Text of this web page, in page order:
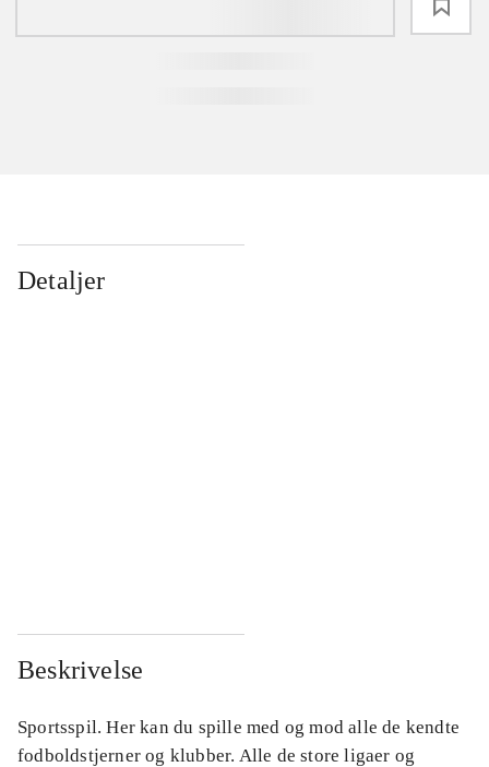
Detaljer
Beskrivelse
Sportsspil. Her kan du spille med og mod alle de kendte
fodboldstjerner og klubber. Alle de store ligaer og